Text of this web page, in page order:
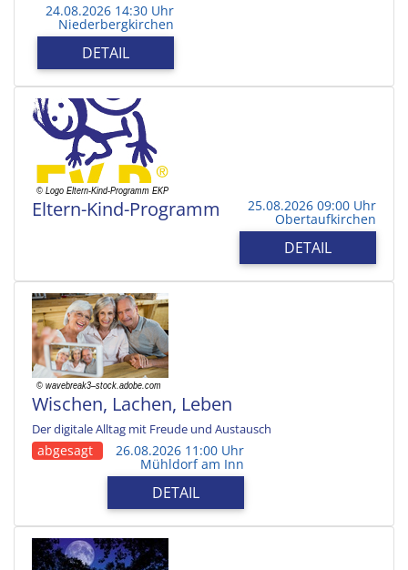
24.08.2026 14:30 Uhr
Niederbergkirchen
DETAIL
Eltern-Kind-Programm 25.08.2026 09:00 Uhr
Obertaufkirchen
DETAIL
Wischen, Lachen, Leben
Der digitale Alltag mit Freude und Austausch
abgesagt 26.08.2026 11:00 Uhr
Mühldorf am Inn
DETAIL